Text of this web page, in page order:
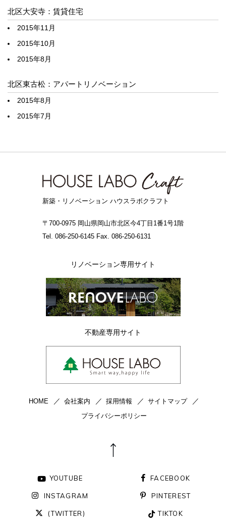
北区大安寺：賃貸住宅
2015年11月
2015年10月
2015年8月
北区東古松：アパートリノベーション
2015年8月
2015年7月
新築・リノベーション ハウスラボクラフト
〒700-0975 岡山県岡山市北区今4丁目1番1号1階
Tel. 086-250-6145 Fax. 086-250-6131
リノベーション専用サイト
不動産専用サイト
HOME 会社案内 採用情報
サイトマップ
プライバシーポリシー
YOUTUBE FACEBOOK
INSTAGRAM PINTEREST
(TWITTER) TIKTOK